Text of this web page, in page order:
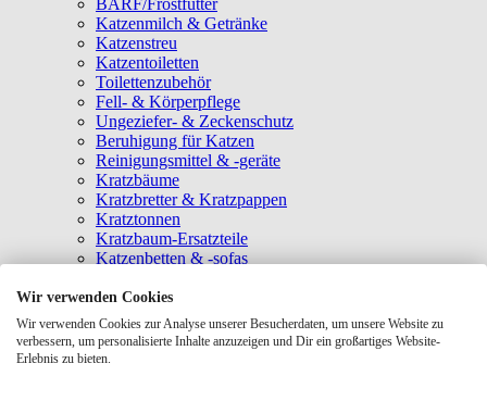
BARF/Frostfutter
Katzenmilch & Getränke
Katzenstreu
Katzentoiletten
Toilettenzubehör
Fell- & Körperpflege
Ungeziefer- & Zeckenschutz
Beruhigung für Katzen
Reinigungsmittel & -geräte
Kratzbäume
Kratzbretter & Kratzpappen
Kratztonnen
Kratzbaum-Ersatzteile
Katzenbetten & -sofas
Katzenhäuser
Hängematten & Fensterliegeplätze
Katzendecken & -matten
Baldrian- & Catnipspielzeug
Wir verwenden Cookies
Wir verwenden Cookies zur Analyse unserer Besucherdaten, um unsere Website zu
verbessern, um personalisierte Inhalte anzuzeigen und Dir ein großartiges Website-
Erlebnis zu bieten.